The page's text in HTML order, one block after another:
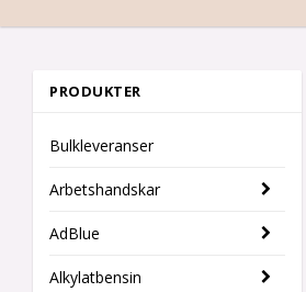
PRODUKTER
Bulkleveranser
Arbetshandskar
AdBlue
Alkylatbensin